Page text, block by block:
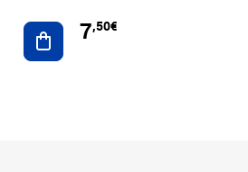
Ajouter au panier
7,50€